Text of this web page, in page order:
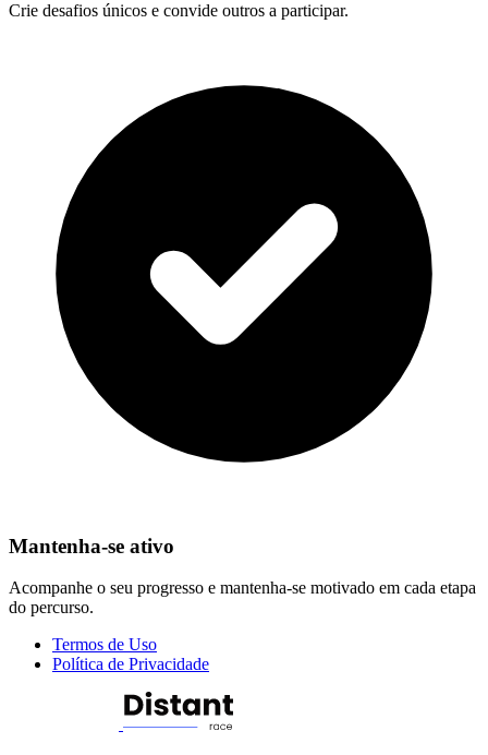
Crie desafios únicos e convide outros a participar.
Mantenha-se ativo
Acompanhe o seu progresso e mantenha-se motivado em cada etapa
do percurso.
Termos de Uso
Política de Privacidade